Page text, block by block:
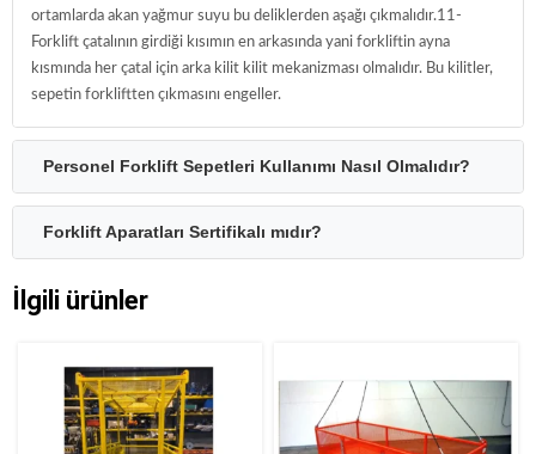
ortamlarda akan yağmur suyu bu deliklerden aşağı çıkmalıdır.11-
Forklift çatalının girdiği kısımın en arkasında yani forkliftin ayna
kısmında her çatal için arka kilit kilit mekanizması olmalıdır. Bu kilitler,
sepetin forkliftten çıkmasını engeller.
Personel Forklift Sepetleri Kullanımı Nasıl Olmalıdır?
Forklift Aparatları Sertifikalı mıdır?
İlgili ürünler